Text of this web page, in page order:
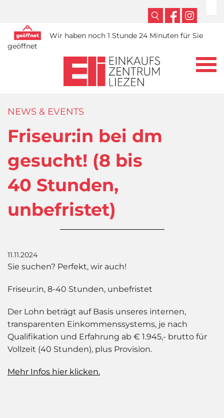
Wir haben noch 1 Stunde 24 Minuten für Sie
geöffnet
NEWS & EVENTS
Friseur:in bei dm
gesucht! (8 bis
40 Stunden,
unbefristet)
11.11.2024
Sie suchen? Perfekt, wir auch!
Friseur:in, 8-40 Stunden, unbefristet
Der Lohn beträgt auf Basis unseres internen,
transparenten Einkommenssystems, je nach
Qualifikation und Erfahrung ab € 1.945,- brutto für
Vollzeit (40 Stunden), plus Provision.
Mehr Infos hier klicken.